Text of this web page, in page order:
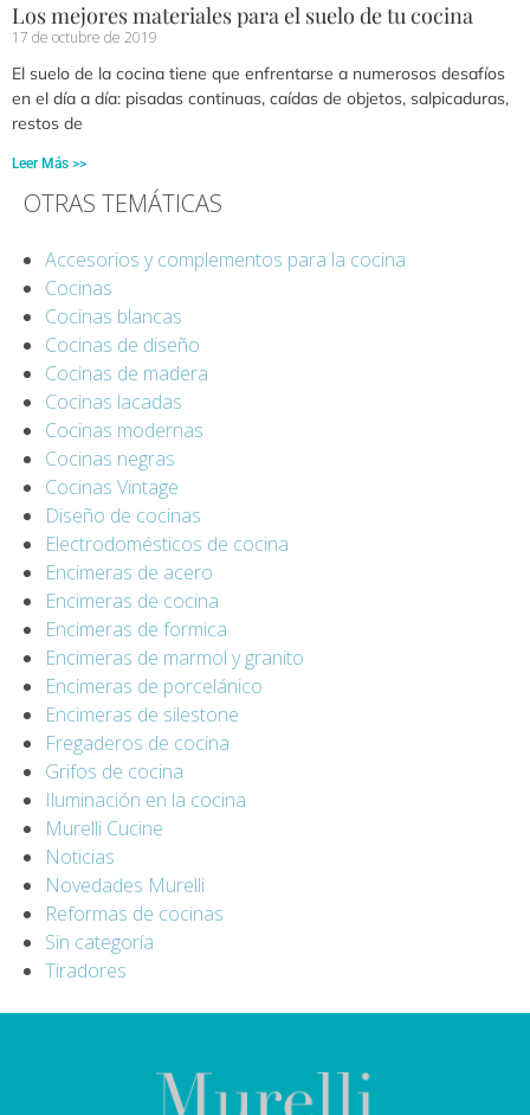
Los mejores materiales para el suelo de tu cocina
17 de octubre de 2019
El suelo de la cocina tiene que enfrentarse a numerosos desafíos
en el día a día: pisadas continuas, caídas de objetos, salpicaduras,
restos de
Leer Más >>
OTRAS TEMÁTICAS
Accesorios y complementos para la cocina
Cocinas
Cocinas blancas
Cocinas de diseño
Cocinas de madera
Cocinas lacadas
Cocinas modernas
Cocinas negras
Cocinas Vintage
Diseño de cocinas
Electrodomésticos de cocina
Encimeras de acero
Encimeras de cocina
Encimeras de formica
Encimeras de marmol y granito
Encimeras de porcelánico
Encimeras de silestone
Fregaderos de cocina
Grifos de cocina
Iluminación en la cocina
Murelli Cucine
Noticias
Novedades Murelli
Reformas de cocinas
Sin categoría
Tiradores